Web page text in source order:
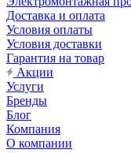
Доставка и оплата
Условия оплаты
Условия доставки
Гарантия на товар
Акции
Услуги
Бренды
Блог
Компания
О компании